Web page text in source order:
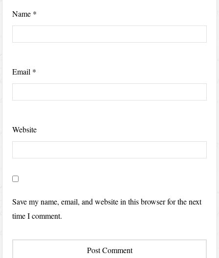
Name *
Email *
Website
Save my name, email, and website in this browser for the next
time I comment.